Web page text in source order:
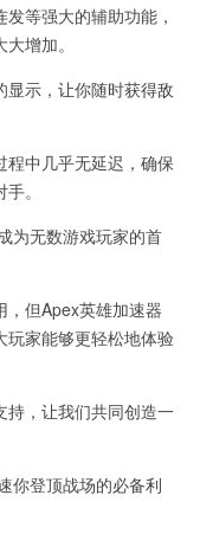
等强大的辅助功能，
增加。
示，让你随时获得敌
中几乎无延迟，确保
。
无数游戏玩家的首
但Apex英雄加速器
玩家能够更轻松地体验
，让我们共同创造一
登顶战场的必备利